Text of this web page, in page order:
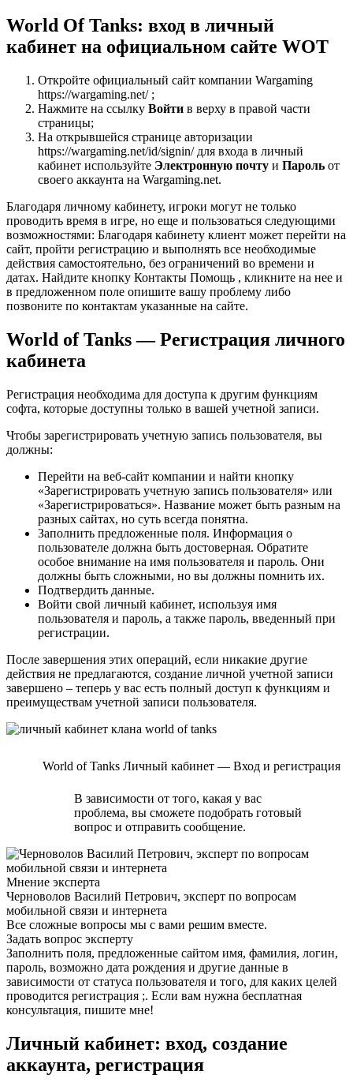
World Of Tanks: вход в личный
кабинет на официальном сайте WOT
Откройте официальный сайт компании Wargaming
https://wargaming.net/ ;
Нажмите на ссылку Войти в верху в правой части
страницы;
На открывшейся странице авторизации
https://wargaming.net/id/signin/ для входа в личный
кабинет используйте Электронную почту и Пароль от
своего аккаунта на Wargaming.net.
Благодаря личному кабинету, игроки могут не только
проводить время в игре, но еще и пользоваться следующими
возможностями: Благодаря кабинету клиент может перейти на
сайт, пройти регистрацию и выполнять все необходимые
действия самостоятельно, без ограничений во времени и
датах. Найдите кнопку Контакты Помощь , кликните на нее и
в предложенном поле опишите вашу проблему либо
позвоните по контактам указанные на сайте.
World of Tanks — Регистрация личного
кабинета
Регистрация необходима для доступа к другим функциям
софта, которые доступны только в вашей учетной записи.
Чтобы зарегистрировать учетную запись пользователя, вы
должны:
Перейти на веб-сайт компании и найти кнопку
«Зарегистрировать учетную запись пользователя» или
«Зарегистрироваться». Название может быть разным на
разных сайтах, но суть всегда понятна.
Заполнить предложенные поля. Информация о
пользователе должна быть достоверная. Обратите
особое внимание на имя пользователя и пароль. Они
должны быть сложными, но вы должны помнить их.
Подтвердить данные.
Войти свой личный кабинет, используя имя
пользователя и пароль, а также пароль, введенный при
регистрации.
После завершения этих операций, если никакие другие
действия не предлагаются, создание личной учетной записи
завершено – теперь у вас есть полный доступ к функциям и
преимуществам учетной записи пользователя.
World of Tanks Личный кабинет — Вход и регистрация
В зависимости от того, какая у вас
проблема, вы сможете подобрать готовый
вопрос и отправить сообщение.
Мнение эксперта
Черноволов Василий Петрович, эксперт по вопросам
мобильной связи и интернета
Все сложные вопросы мы с вами решим вместе.
Задать вопрос эксперту
Заполнить поля, предложенные сайтом имя, фамилия, логин,
пароль, возможно дата рождения и другие данные в
зависимости от статуса пользователя и того, для каких целей
проводится регистрация ;. Если вам нужна бесплатная
консультация, пишите мне!
Личный кабинет: вход, создание
аккаунта, регистрация